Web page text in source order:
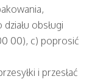
obsługi
00), c) poprosić
i przesłać